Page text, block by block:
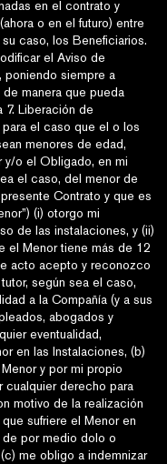
en el contrato y
o en el futuro) entre
caso, los Beneficiarios.
el Aviso de
poniendo siempre a
manera que pueda
7. Liberación de
el caso que el o los
menores de edad,
y/o el Obligado, en mi
el caso, del menor de
Contrato y que es
(i) otorgo mi
de las instalaciones, y (ii)
el Menor tiene más de 12
acto acepto y reconozco
según sea el caso,
a la Compañía (y a sus
abogados y
eventualidad,
en las Instalaciones, (b)
y por mi propio
cualquier derecho para
motivo de la realización
sufriere el Menor en
de por medio dolo o
me obligo a indemnizar